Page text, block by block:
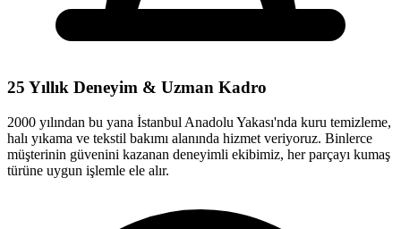
25 Yıllık Deneyim & Uzman Kadro
2000 yılından bu yana İstanbul Anadolu Yakası'nda kuru temizleme,
halı yıkama ve tekstil bakımı alanında hizmet veriyoruz. Binlerce
müşterinin güvenini kazanan deneyimli ekibimiz, her parçayı kumaş
türüne uygun işlemle ele alır.